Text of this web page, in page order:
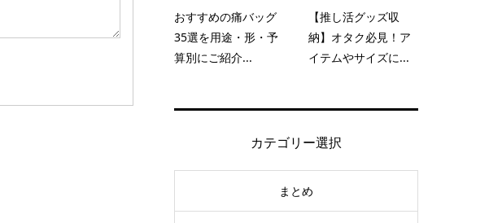
おすすめの痛バッグ
35選を用途・形・予
算別にご紹介...
【推し活グッズ収
納】オタク必見！ア
イテムやサイズに...
カテゴリー選択
まとめ